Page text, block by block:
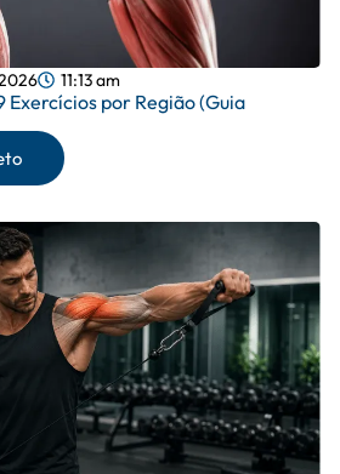
11:13 am
Exercícios por Região (Guia